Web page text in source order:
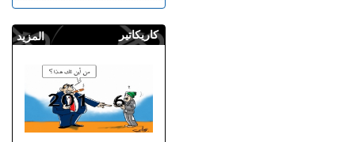
المزيد كاريكاتير